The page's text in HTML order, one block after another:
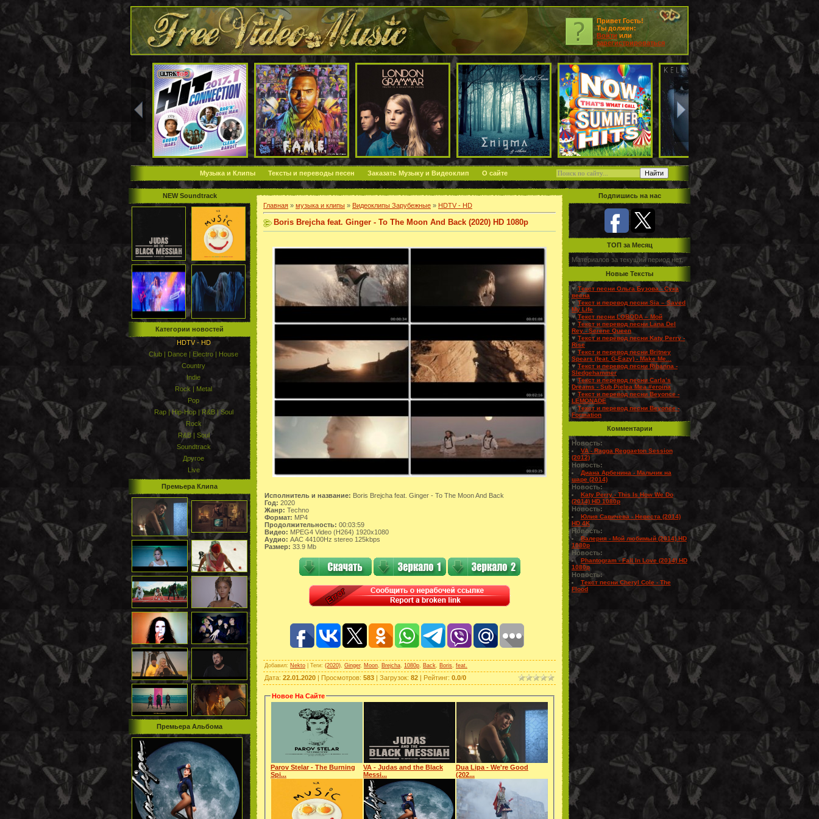
Привет Гость!
Ты должен:
Войти или
зарегистрироваться
Музыка и Клипы Тексты и переводы песен Заказать Музыку и Видеоклип О сайте
NEW Soundtrack
Категории новостей
HDTV - HD
Club | Dance | Electro | House
Country
Indie
Rock | Metal
Pop
Rap | Hip-Hop | R&B | Soul
Rock
R&B | Soul
Soundtrack
Другое
Live
Премьера Клипа
Премьера Альбома
Главная » музыка и клипы » Видеоклипы Зарубежные » HDTV - HD
Boris Brejcha feat. Ginger - To The Moon And Back (2020) HD 1080p
Исполнитель и название: Boris Brejcha feat. Ginger - To The Moon And Back
Год: 2020
Жанр: Techno
Формат: MP4
Продолжительность: 00:03:59
Видео: MPEG4 Video (H264) 1920x1080
Аудио: AAC 44100Hz stereo 125kbps
Размер: 33.9 Mb
Добавил: Nekto Теги: (2020) Ginger, Moon Brejcha 1080p Back Boris feat.
Дата: 22.01.2020 | Просмотров: 583 | Загрузок: 82 | Рейтинг: 0.0/0
Новое На Сайте
Parov Stelar - The Burning
Spi...
VA - Judas and the Black
Messi...
Dua Lipa - We're Good
(202...
Подпишись на нас
TOП за Месяц
Материалов за текущий период нет.
Новые Тексты
♥ Текст песни Ольга Бузова - Сука
весна
♥Текст и перевод песни Sia – Saved
My Life
♥Текст песни LOBODA – Мой
♥ Текст и перевод песни Lana Del
Rey - Serene Queen
♥ Текст и перевод песни Katy Perry -
Rise
♥ Текст и перевод песни Britney
Spears (feat. G-Eazy) - Make Me...
♥ Текст и перевод песни Rihanna -
Sledgehammer
♥Текст и перевод песни Carla’s
Dreams - Sub Pielea Mea #eroina
♥ Текст и перевод песни Beyonce -
LEMONADE
♥Текст и перевод песни Beyonce -
Formation
Комментарии
Новость:
VA - Ragga Reggaeton Session
(2012)
Новость:
Диана Арбенина - Мальчик на
шаре (2014)
Новость:
Katy Perry - This Is How We Do
(2014) HD 1080p
Новость:
Юлия Савичева - Невеста (2014)
HD 4K
Новость:
Валерия - Мой любимый (2014) HD
1080p
Новость:
Phantogram - Fall In Love (2014) HD
1080p
Новость:
Текст песни Cheryl Cole - The
Flood